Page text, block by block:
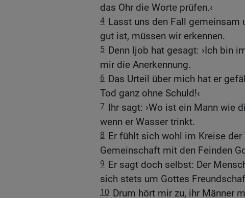
das Ohr die Worte prüfen.‹
4 Lasst uns den Fall gemeinsam
gut ist, müssen wir erkennen.
5 Denn Ijob hat gesagt: ›Ich bin
mir die Anerkennung.
6 Das Urteil über mich hat er
Tod ganz ohne Schuld!‹
7 Ihr sagt: ›Wo ist ein Mann wie
wenn er Wasser trinkt.
8 Er fühlt sich wohl im Kreise der
Gemeinschaft mit den Feinden
9 Er sagt doch selbst: Der
sich stets um Gottes
10 Drum hört mir zu, ihr Männer